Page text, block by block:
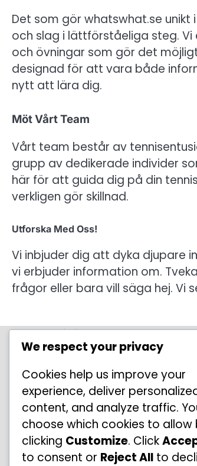
Det som gör whatswhat.se
och slag i lättförståeliga steg.
och övningar som gör det
designad för att vara både
nytt att lära dig.
Möt Vårt Team
Vårt team består av
grupp av dedikerade individer
här för att guida dig på din
verkligen gör skillnad.
Utforska Med Oss!
Vi inbjuder dig att dyka djupare
vi erbjuder information om.
frågor eller bara vill säga hej. Vi
Senaste inlägg
Backhand Slice-tekniker: Spinn,
Forehand Flat: Teknik, Hastighet,
Forehand Inside-Out: Fotarbete, Vinkel,
Spin
Forehand Power Shots: Generera kraft,
teknik, avslutning
We respect your privacy
Cookies help us improve your
experience, deliver
content, and analyze traffic.
choose which cookies to allow
clicking Customize. Click
to consent or Reject All to